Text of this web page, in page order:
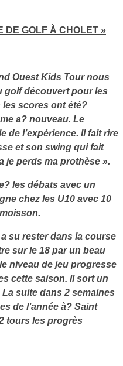
DE GOLF À CHOLET »
Ouest Kids Tour nous
golf découvert pour les
les scores ont été?
a? nouveau. Le
de l’expérience. Il fait rire
et son swing qui fait
je perds ma prothèse ».
les débats avec un
chez les U10 avec 10
su rester dans la course
sur le 18 par un beau
niveau de jeu progresse
cette saison. Il sort un
suite dans 2 semaines
de l’année à? Saint
tours les progrès